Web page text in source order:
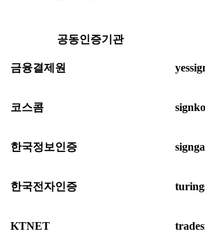
공동인증기관
금융결제원
코스콤
한국정보인증
한국전자인증
KTNET